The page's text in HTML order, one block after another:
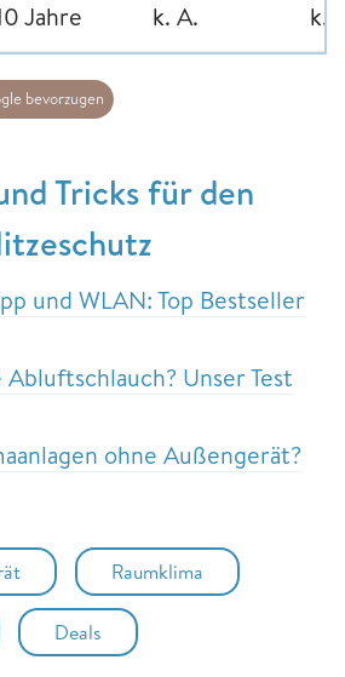
Jahre k. A. k.
bevorzugen
Tricks für den
und WLAN: Top Bestseller
Unser Test
ohne Außengerät?
Raumklima
Deals